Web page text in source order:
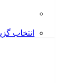
انتخاب